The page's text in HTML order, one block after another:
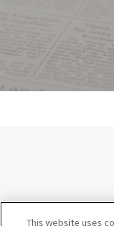
This website uses